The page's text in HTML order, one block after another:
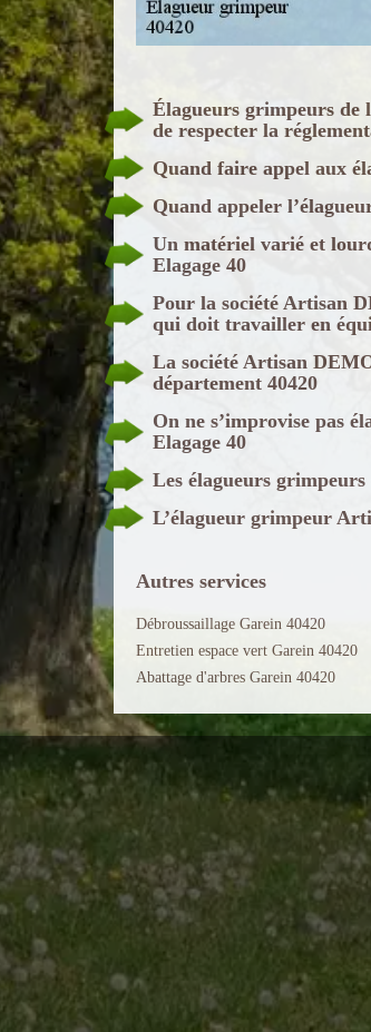
Élagueurs grimpeurs de
de respecter la
Quand faire appel aux
Quand appeler
Un matériel varié et
Elagage 40
Pour la société Artisan
qui doit travailler en
La société Artisan
département 40420
On ne s’improvise pas
Elagage 40
Les élagueurs grimpeurs
L’élagueur grimpeur
Autres services
Débroussaillage Garein 40420
Entretien espace vert Garein 40420
Abattage d'arbres Garein 40420